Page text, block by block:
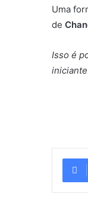
Uma
de
Isso é